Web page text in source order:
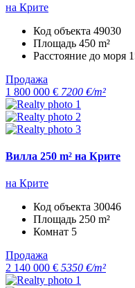
на Крите
Код объекта 49030
Площадь 450 m²
Расстояние до моря
Продажа
1 800 000 € 7200 €/m²
Вилла 250 m² на Крите
на Крите
Код объекта 30046
Площадь 250 m²
Комнат 5
Продажа
2 140 000 € 5350 €/m²